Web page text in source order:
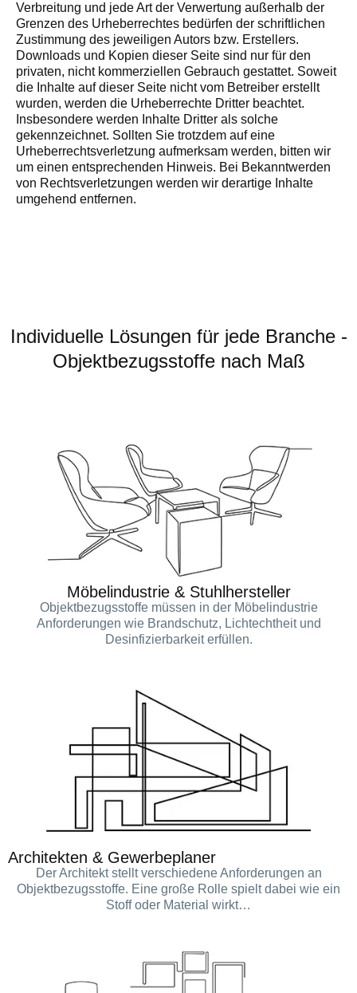
Verbreitung und jede Art der Verwertung außerhalb der
Grenzen des Urheberrechtes bedürfen der schriftlichen
Zustimmung des jeweiligen Autors bzw. Erstellers.
Downloads und Kopien dieser Seite sind nur für den
privaten, nicht kommerziellen Gebrauch gestattet. Soweit
die Inhalte auf dieser Seite nicht vom Betreiber erstellt
wurden, werden die Urheberrechte Dritter beachtet.
Insbesondere werden Inhalte Dritter als solche
gekennzeichnet. Sollten Sie trotzdem auf eine
Urheberrechtsverletzung aufmerksam werden, bitten wir
um einen entsprechenden Hinweis. Bei Bekanntwerden
von Rechtsverletzungen werden wir derartige Inhalte
umgehend entfernen.
Individuelle Lösungen für jede Branche -
Objektbezugsstoffe nach Maß
Möbelindustrie & Stuhlhersteller
Objektbezugsstoffe müssen in der Möbelindustrie
Anforderungen wie Brandschutz, Lichtechtheit und
Desinfizierbarkeit erfüllen.
Architekten & Gewerbeplaner
Der Architekt stellt verschiedene Anforderungen an
Objektbezugsstoffe. Eine große Rolle spielt dabei wie ein
Stoff oder Material wirkt…